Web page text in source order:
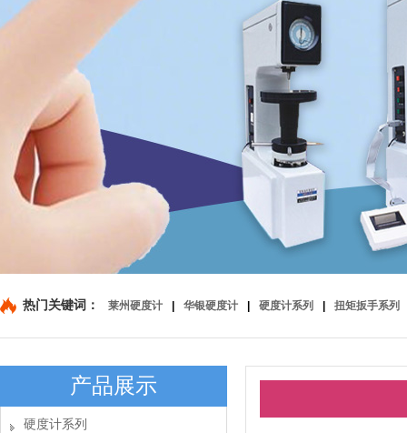
热门关键词： 莱州硬度计 华银硬度计 硬度计系列 扭矩扳手系列
产品展示
硬度计系列